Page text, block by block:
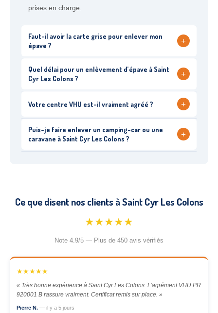
prises en charge.
Faut-il avoir la carte grise pour enlever mon
épave ?
+
Quel délai pour un enlèvement d’épave à Saint
Cyr Les Colons ?
+
Votre centre VHU est-il vraiment agréé ? +
Puis-je faire enlever un camping-car ou une
caravane à Saint Cyr Les Colons ?
+
Ce que disent nos clients à Saint Cyr Les Colons
★★★★★
Note 4.9/5 — Plus de 450 avis vérifiés
★★★★★
« Très bonne expérience à Saint Cyr Les Colons. L’agrément VHU PR
920001 B rassure vraiment. Certificat remis sur place. »
Pierre N. — il y a 5 jours